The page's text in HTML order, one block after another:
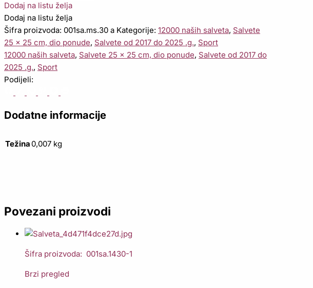
Dodaj na listu želja
Dodaj na listu želja
Šifra proizvoda: 001sa.ms.30 a Kategorije: 12000 naših salveta, Salvete
25 x 25 cm, dio ponude, Salvete od 2017 do 2025 .g., Sport
12000 naših salveta, Salvete 25 x 25 cm, dio ponude, Salvete od 2017 do
2025 .g., Sport
Podijeli:
Dodatne informacije
Težina 0,007 kg
Povezani proizvodi
Šifra proizvoda: 001sa.1430-1
Brzi pregled